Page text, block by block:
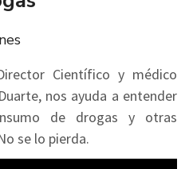
Científico y médico
nos ayuda a entender
de drogas y otras
se lo pierda.